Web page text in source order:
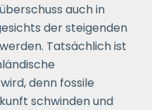
auch in
der steigenden
Tatsächlich ist
denn fossile
schwinden und